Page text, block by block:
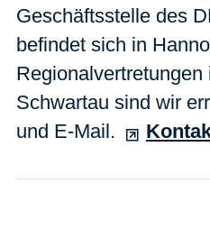
Geschäftsstelle des
befindet sich in
Regionalvertretungen
Schwartau sind wir
und E-Mail.